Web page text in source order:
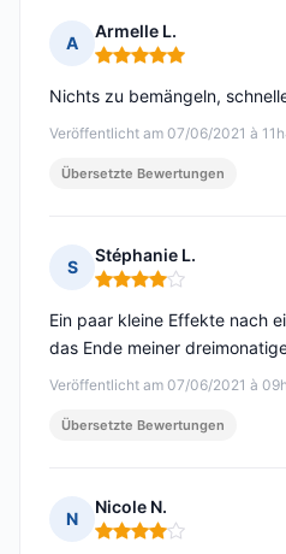
A
Armelle L.
Hinweis: 5 von 5
Veröffentlicht am 07/06/2021 à
Nichts zu bemängeln,
Übersetzte Bewertungen
S
Stéphanie L.
Hinweis: 4 von 5
Veröffentlicht am 07/06/2021 à
Ein paar kleine Effekte nach
das Ende meiner
Übersetzte Bewertungen
N
Nicole N.
Hinweis: 4 von 5